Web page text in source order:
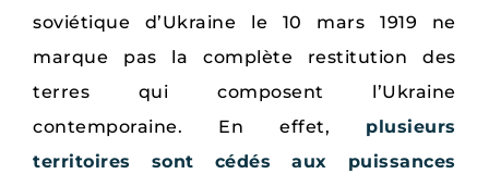
soviétique d’Ukraine le 10 mars 1919 ne
marque pas la complète restitution des
terres qui composent l’Ukraine
contemporaine. En effet, plusieurs
territoires sont cédés aux puissances